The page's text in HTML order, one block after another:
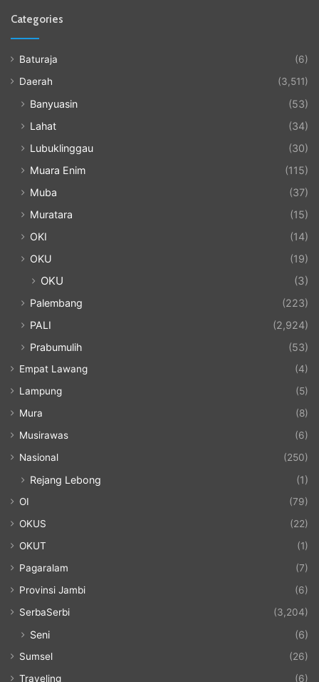
Categories
Baturaja
(6)
Daerah
(3,511)
Banyuasin
(53)
Lahat
(34)
Lubuklinggau
(30)
Muara Enim
(115)
Muba
(37)
Muratara
(15)
OKI
(14)
OKU
(19)
OKU (3)
Palembang
(223)
PALI
(2,924)
Prabumulih
(53)
Empat Lawang
(4)
Lampung
(5)
Mura
(8)
Musirawas
(6)
Nasional
(250)
Rejang Lebong (1)
OI
(79)
OKUS
(22)
OKUT
(1)
Pagaralam
(7)
Provinsi Jambi
(6)
SerbaSerbi
(3,204)
Seni (6)
Sumsel
(26)
Traveling
(6)